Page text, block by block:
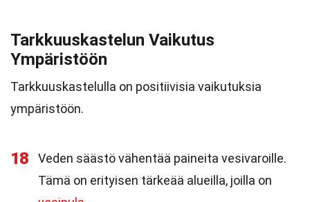
Tarkkuuskastelun Vaikutus
Ympäristöön
Tarkkuuskastelulla on positiivisia vaikutuksia
ympäristöön.
18
Veden säästö vähentää paineita vesivaroille.
Tämä on erityisen tärkeää alueilla, joilla on